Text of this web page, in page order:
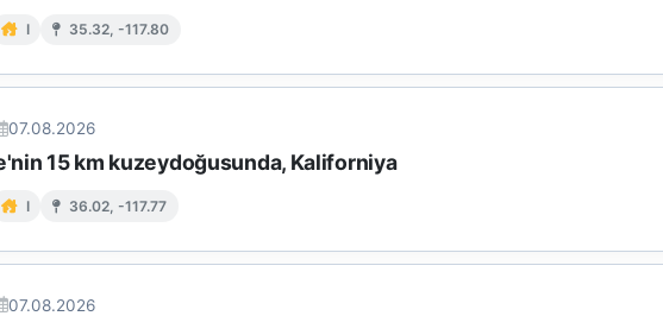
I 35.32, -117.80
07.08.2026
15 km kuzeydoğusunda, Kaliforniya
I 36.02, -117.77
07.08.2026